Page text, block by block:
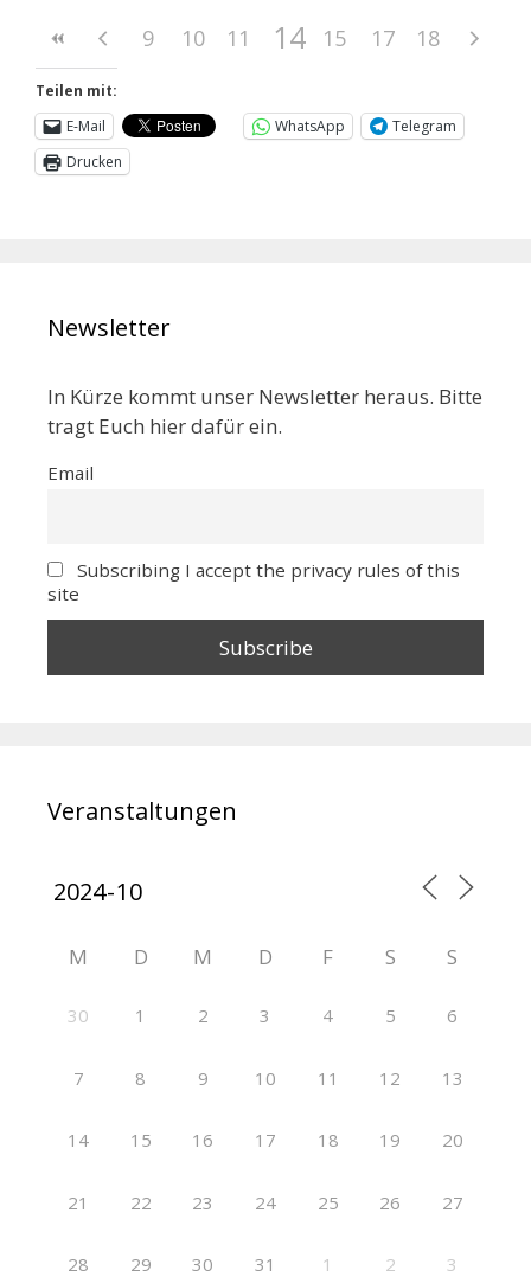
9 10 11 12 13
14 15 16
17 18
Teilen mit:
E-Mail
WhatsApp
Telegram
Drucken
Newsletter
In Kürze kommt unser Newsletter heraus. Bitte
tragt Euch hier dafür ein.
Email
Subscribing I accept the privacy rules of this
site
Veranstaltungen
M D M D F S S
30 1 2 3 4 5 6
7 8 9 10 11 12 13
14 15 16 17 18 19 20
21 22 23 24 25 26 27
28 29 30 31 1 2 3